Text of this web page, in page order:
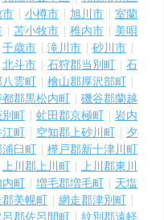
市 小樽市 旭川市
室蘭
苫小牧市 稚内市
美唄
千歳市 滝川市
砂川市
北斗市 石狩郡当別町
石
八雲町
檜山郡厚沢部町
都郡黒松内町
磯谷郡蘭越
別町 虻田郡京極町
岩内
江町 空知郡上砂川町
夕
臼町
樺戸郡新十津川町
上川郡上川町
上川郡東川
内町 増毛郡増毛町
天塩
郡美幌町
網走郡津別町
呂郡佐呂間町
紋別郡遠軽